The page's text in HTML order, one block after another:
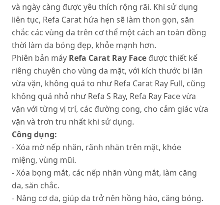
và ngày càng được yêu thích rộng rãi. Khi sử dụng
liên tục, Refa Carat hứa hẹn sẽ làm thon gọn, săn
chắc các vùng da trên cơ thể một cách an toàn đồng
thời làm da bóng đẹp, khỏe mạnh hơn.
Phiên bản máy Refa Carat Ray Face được thiết kế
riêng chuyên cho vùng da mặt, với kích thước bi lăn
vừa vặn, không quá to như Refa Carat Ray Full, cũng
không quá nhỏ như Refa S Ray, Refa Ray Face vừa
vặn với từng vị trí, các đường cong, cho cảm giác vừa
vặn và trơn tru nhất khi sử dụng.
Công dụng:
- Xóa mờ nếp nhăn, rãnh nhăn trên mặt, khóe
miệng, vùng mũi.
- Xóa bọng mắt, các nếp nhăn vùng mắt, làm căng
da, săn chắc.
- Nâng cơ da, giúp da trở nên hồng hào, căng bóng.